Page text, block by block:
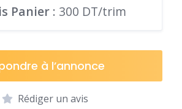
Panier: 300 DT/trim
à l’annonce
Rédiger un avis